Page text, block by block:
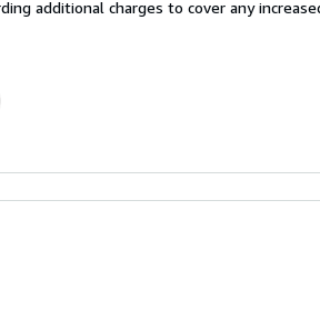
additional charges to cover any